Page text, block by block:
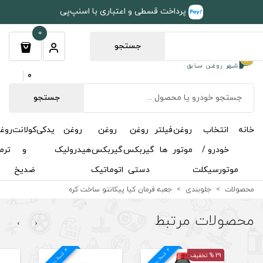
و اعتباری با اسنپ‌پی
جستجو
روغن
دستی
روغن
گیربکس
اتوماتیک
روغن
هیدرولیک
یدکی کولانت
و
ضدیخ
روغن
ترمز
مکمل
و
اکتان
خوشبوکنندهدربارهتماس
با ما
کیا پیکانتو ساخت کره
4
د 4
د